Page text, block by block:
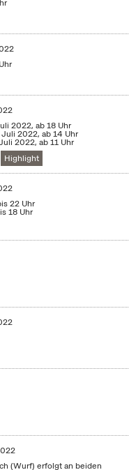
2022, ab 18 Uhr
Juli 2022, ab 14 Uhr
2022, ab 11 Uhr
Highlight
22 Uhr
18 Uhr
(Wurf) erfolgt an beiden